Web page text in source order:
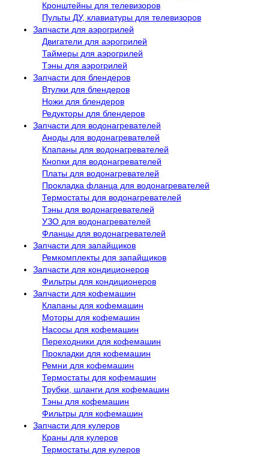
Кронштейны для телевизоров
Пульты ДУ, клавиатуры для телевизоров
Запчасти для аэрогрилей
Двигатели для аэрогрилей
Таймеры для аэрогрилей
Тэны для аэрогрилей
Запчасти для блендеров
Втулки для блендеров
Ножи для блендеров
Редукторы для блендеров
Запчасти для водонагревателей
Аноды для водонагревателей
Клапаны для водонагревателей
Кнопки для водонагревателей
Платы для водонагревателей
Прокладка фланца для водонагревателей
Термостаты для водонагревателей
Тэны для водонагревателей
УЗО для водонагревателей
Фланцы для водонагревателей
Запчасти для запайщиков
Ремкомплекты для запайщиков
Запчасти для кондиционеров
Фильтры для кондиционеров
Запчасти для кофемашин
Клапаны для кофемашин
Моторы для кофемашин
Насосы для кофемашин
Переходники для кофемашин
Прокладки для кофемашин
Ремни для кофемашин
Термостаты для кофемашин
Трубки, шланги для кофемашин
Тэны для кофемашин
Фильтры для кофемашин
Запчасти для кулеров
Краны для кулеров
Термостаты для кулеров